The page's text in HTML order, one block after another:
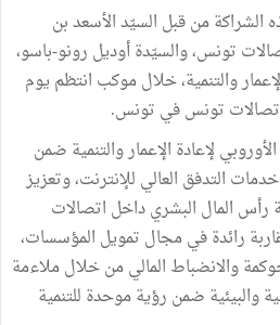
الشراكة من قبل السيّد الأسعد بن
تونس، والسيّدة أوديل رونو-باسو،
والتنمية، خلال موكب انتظم يوم
لإعادة الإعمار والتنمية ضمن
التدفق العالي للإنترنت، وتعزيز
رأس المال البشري داخل اتصالات
رائدة في مجال تمويل المؤسسات،
والانضباط المالي من خلال ملاءمة
والبيئية ضمن رؤية موحدة للتنمية